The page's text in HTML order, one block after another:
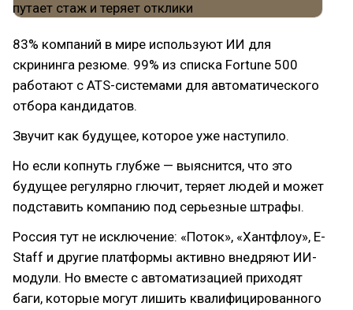
83% компаний в мире используют ИИ для
скрининга резюме. 99% из списка Fortune 500
работают с ATS-системами для автоматического
отбора кандидатов.
Звучит как будущее, которое уже наступило.
Но если копнуть глубже — выяснится, что это
будущее регулярно глючит, теряет людей и может
подставить компанию под серьезные штрафы.
Россия тут не исключение: «Поток», «Хантфлоу», E-
Staff и другие платформы активно внедряют ИИ-
модули. Но вместе с автоматизацией приходят
баги, которые могут лишить квалифицированного